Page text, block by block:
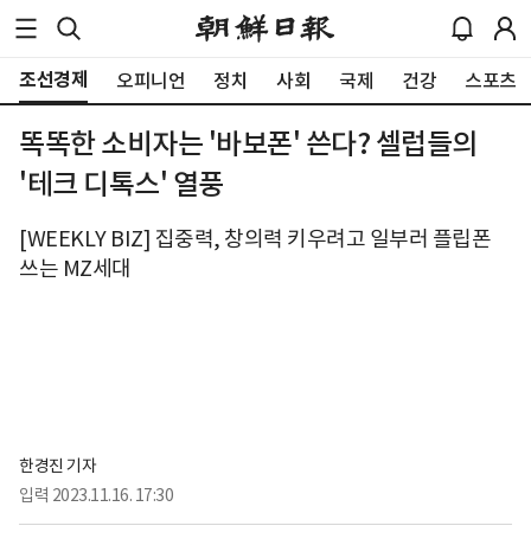
조선경제 오피니언 정치 사회 국제 건강 스포츠
똑똑한 소비자는 '바보폰' 쓴다? 셀럽들의
'테크 디톡스' 열풍
[WEEKLY BIZ] 집중력, 창의력 키우려고 일부러 플립폰
쓰는 MZ세대
한경진 기자
입력 2023.11.16. 17:30